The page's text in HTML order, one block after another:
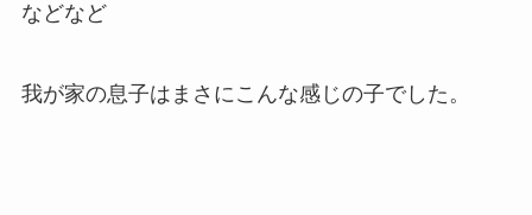
などなど
我が家の息子はまさにこんな感じの子でした。